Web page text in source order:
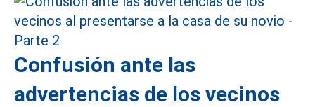
Confusión ante las
advertencias de los vecinos